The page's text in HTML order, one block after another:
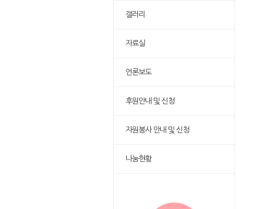
갤러리
자료실
언론보도
후원안내 및 신청
자원봉사 안내 및 신청
나눔현황